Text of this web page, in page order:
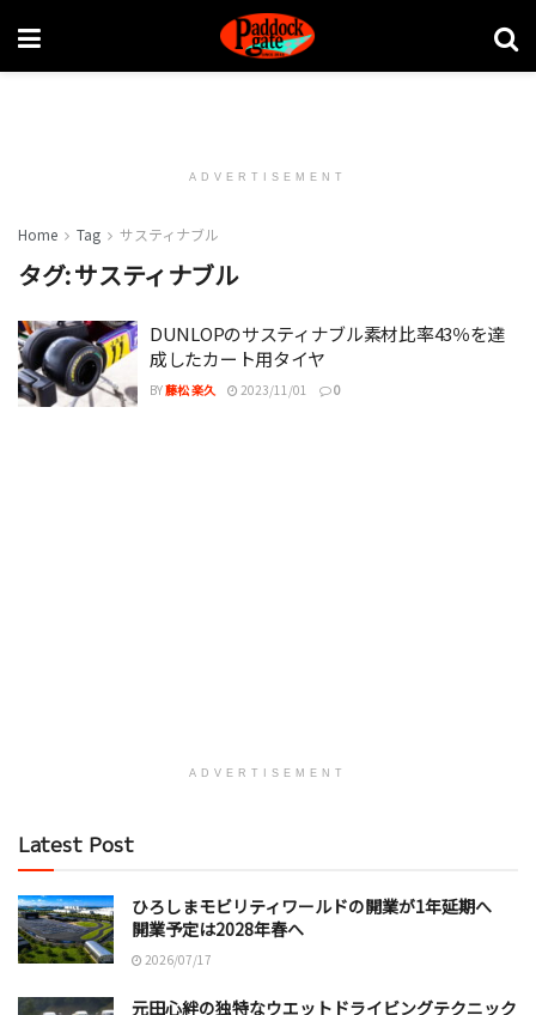
ADVERTISEMENT
Home Tag サスティナブル
タグ:サスティナブル
DUNLOPのサスティナブル素材比率43％を達
成したカート用タイヤ
BY藤松 楽久 2023/11/01 0
ADVERTISEMENT
Latest Post
ひろしまモビリティワールドの開業が1年延期へ
開業予定は2028年春へ
2026/07/17
元田心絆の独特なウエットドライビングテクニック